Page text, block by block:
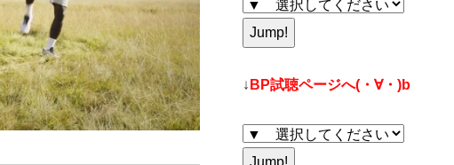
↓ BP試聴ページへ(・∀・)b